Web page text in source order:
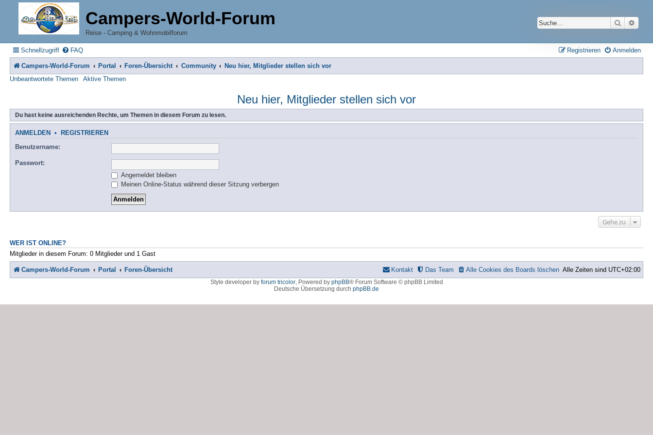
Campers-World-Forum
Reise - Camping & Wohnmobilforum
Suche
Schnellzugriff FAQ Anmelden
Registrieren
Campers-World-Forum Portal Foren-Übersicht Community
Neu hier, Mitglieder stellen sich vor
Unbeantwortete Themen
Aktive Themen
Neu hier, Mitglieder stellen sich vor
Du hast keine ausreichenden Rechte, um Themen in diesem Forum zu lesen.
ANMELDEN • REGISTRIEREN
Benutzername:
Passwort:
Angemeldet bleiben
Meinen Online-Status während dieser Sitzung verbergen
Gehe zu
WER IST ONLINE?
Mitglieder in diesem Forum: 0 Mitglieder und 1 Gast
Campers-World-Forum Portal Foren-Übersicht Alle Zeiten sind UTC+02:00
Alle Cookies des Boards löschen
Das Team
Kontakt
Style developer by forum tricolor, Powered by phpBB® Forum Software © phpBB Limited
Deutsche Übersetzung durch phpBB.de